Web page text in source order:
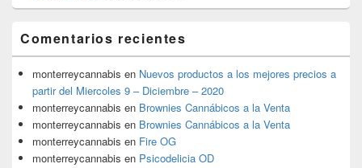
Comentarios recientes
monterreycannabis en Nuevos productos a los mejores precios a
partir del Miercoles 9 – Diciembre – 2020
monterreycannabis en Brownies Cannábicos a la Venta
monterreycannabis en Brownies Cannábicos a la Venta
monterreycannabis en Fire OG
monterreycannabis en Psicodelicia OD